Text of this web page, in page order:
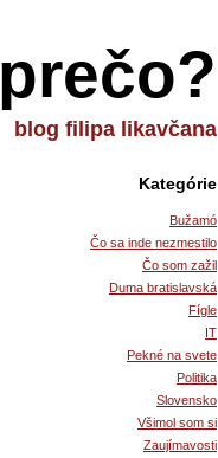
prečo?
blog filipa likavčana
Kategórie
Bužamó
Čo sa inde nezmestilo
Čo som zažil
Duma bratislavská
Fígle
IT
Pekné na svete
Politika
Slovensko
Všimol som si
Zaujímavosti